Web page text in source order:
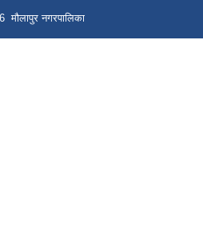
मौलापुर नगरपालिका